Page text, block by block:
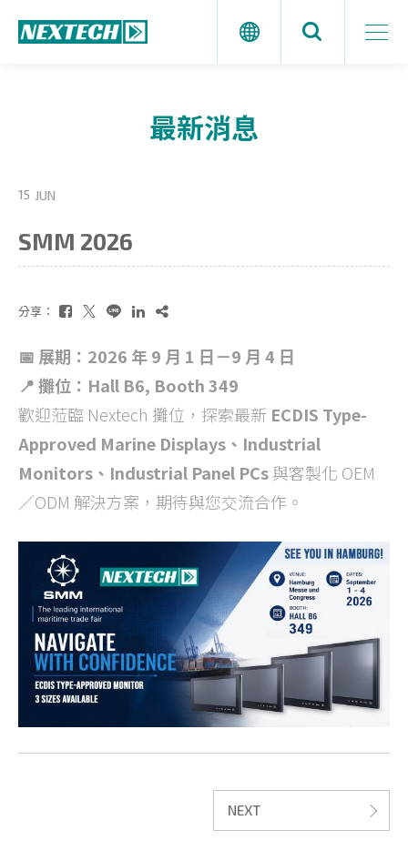
最新消息
15 JUN
SMM 2026
分享：
📅 展期：2026 年 9 月 1 日－9 月 4 日
📍 攤位：Hall B6, Booth 349
歡迎蒞臨 Nextech 攤位，探索最新 ECDIS Type-
Approved Marine Displays、Industrial
Monitors、Industrial Panel PCs與客製化 OEM
／ODM 解決方案，期待與您交流合作。
NEXT